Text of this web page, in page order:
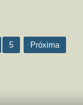
5 Próxima